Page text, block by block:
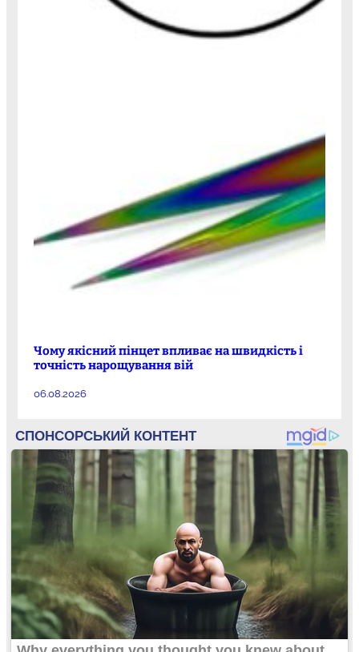
Чому якісний пінцет впливає на швидкість і
точність нарощування вій
06.08.2026